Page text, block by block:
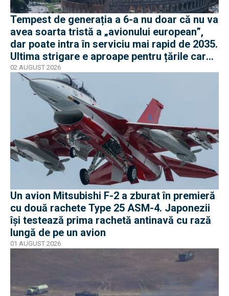
Tempest de generația a 6-a nu doar că nu va
avea soarta tristă a „avionului european”,
dar poate intra în serviciu mai rapid de 2035.
Ultima strigare e aproape pentru țările care
vor în program
02 AUGUST 2026
Un avion Mitsubishi F-2 a zburat în premieră
cu două rachete Type 25 ASM-4. Japonezii
își testează prima rachetă antinavă cu rază
lungă de pe un avion
01 AUGUST 2026